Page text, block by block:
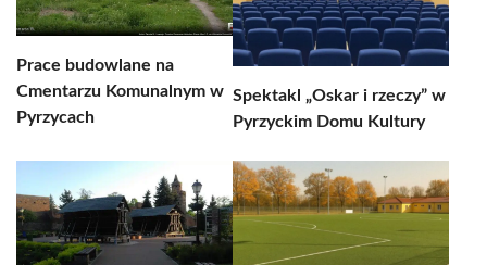
Prace budowlane na
Cmentarzu Komunalnym w
Pyrzycach
Spektakl „Oskar i rzeczy” w
Pyrzyckim Domu Kultury